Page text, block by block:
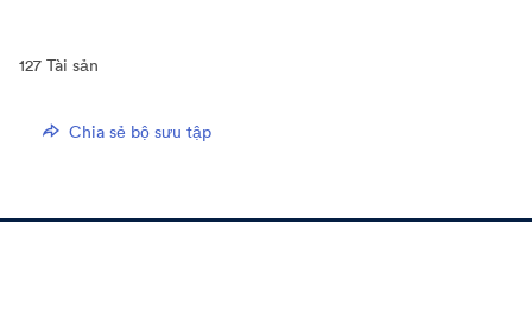
127 Tài sản
Chia sẻ bộ sưu tập